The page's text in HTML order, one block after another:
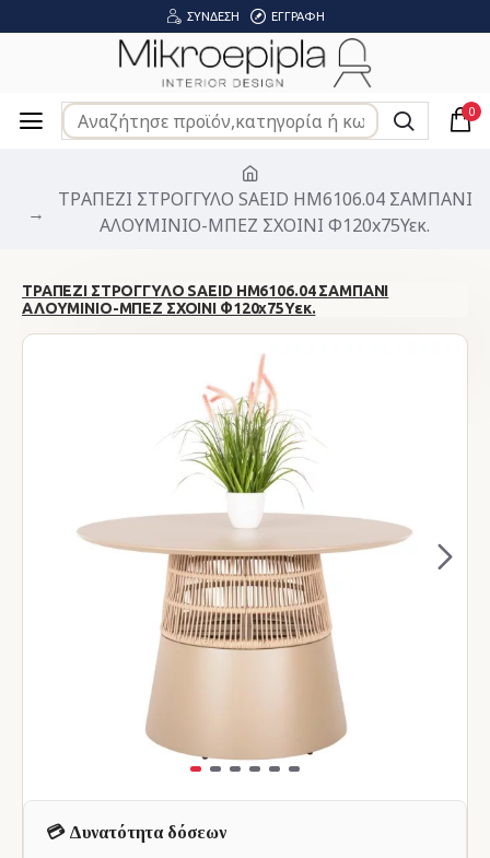
ΣΎΝΔΕΣΗ ΕΓΓΡΑΦΉ
0
ΤΡΑΠΕΖΙ ΣΤΡΟΓΓΥΛΟ SAEID HM6106.04 ΣΑΜΠΑΝΙ
ΑΛΟΥΜΙΝΙΟ-ΜΠΕΖ ΣΧΟΙΝΙ Φ120x75Υεκ.
ΤΡΑΠΕΖΙ ΣΤΡΟΓΓΥΛΟ SAEID HM6106.04 ΣΑΜΠΑΝΙ
ΑΛΟΥΜΙΝΙΟ-ΜΠΕΖ ΣΧΟΙΝΙ Φ120x75Υεκ.
💳 Δυνατότητα δόσεων